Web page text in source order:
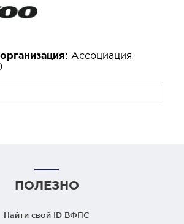
Ассоциация
ПОЛЕЗНО
Найти свой ID ВФПС